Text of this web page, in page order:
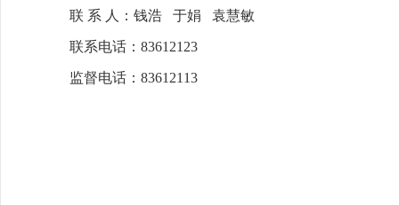
联 系 人：钱浩 于娟 袁慧敏
联系电话：83612123
监督电话：83612113